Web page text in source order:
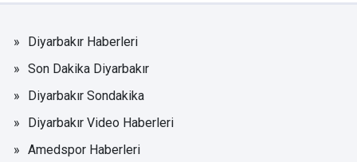
Diyarbakır Haberleri
Son Dakika Diyarbakır
Diyarbakır Sondakika
Diyarbakır Video Haberleri
Amedspor Haberleri